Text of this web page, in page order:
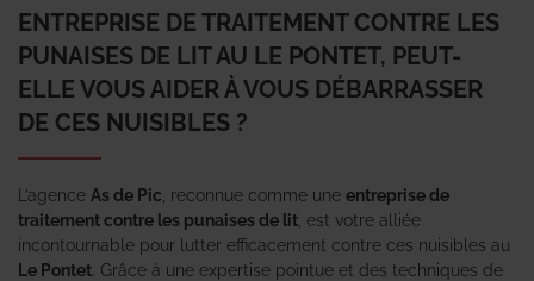
ENTREPRISE DE TRAITEMENT CONTRE LES
PUNAISES DE LIT AU LE PONTET, PEUT-
ELLE VOUS AIDER À VOUS DÉBARRASSER
DE CES NUISIBLES ?
L’agence As de Pic , reconnue comme une entreprise de
traitement contre les punaises de lit , est votre alliée
incontournable pour lutter efficacement contre ces nuisibles au
Le Pontet . Grâce à une expertise pointue et des techniques de